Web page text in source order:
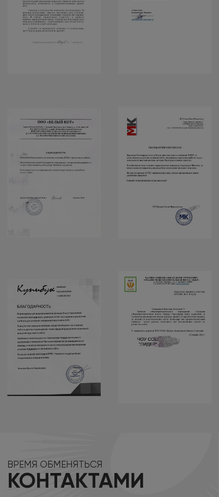
ВРЕМЯ ОБМЕНЯТЬСЯ
КОНТАКТАМИ